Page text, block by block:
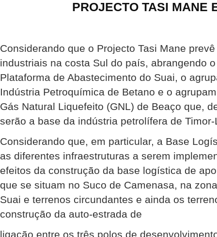
PROJECTO TASI MANE
Considerando que o Projecto Tasi Mane
industriais na costa Sul do país, abrangendo
Plataforma de Abastecimento do Suai, o
Indústria Petroquímica de Betano e o
Gás Natural Liquefeito (GNL) de Beaço que,
serão a base da indústria petrolífera de
Considerando que, em particular, a Base
as diferentes infraestruturas a serem
efeitos da construção da base logística de
que se situam no Suco de Camenasa, na
Suai e terrenos circundantes e ainda os
construção da auto-estrada de
ligação entre os três polos de